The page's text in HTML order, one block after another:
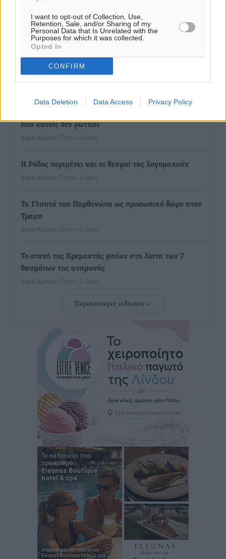
I want to opt-out of Collection, Use,
Retention, Sale, and/or Sharing of my
Personal Data that Is Unrelated with the
Purposes for which it was collected.
Opted In
CONFIRM
Data Deletion Data Access Privacy Policy
Συνελήφθησαν δύο άτομα στην Κάρπαθο για άγρα
πελατών
Τοπικές Ειδήσεις
Χωρίς υποχρεωτική παρουσία μικρών στη 12άδα
Αθλητικά• πριν 2 ώρες
που κανείς δεν ρώτησε
Δημο-Κρίσεις πριν 2 ώρες
Η Ρόδος περιμένει και οι θεσμοί της λογομαχούν
Δημο-Κρίσεις πριν 2 ώρες
Τα Γλυπτά του Παρθενώνα ως προσωπικό δώρο στον
Τραμπ
Δημο-Κρίσεις πριν 2 ώρες
Το στενό της Κρεμαστής μπήκε στη λίστα των 7
θαυμάτων της αναμονής
Δημο-Κρίσεις πριν 2 ώρες
ΣΕΤΕ: Σημαντική θεσμική εξέλιξη η ΚΥΑ για το ΕΧΠ
Ειδήσεις πριν 2 ώρες
Γ. Χατζημάρκος: “Δύο μεγάλες δεσμεύσεις
Γεωργιάδη” – Κίνητρα για τους γιατρούς των νησιών
και συνεργασία Ρόδου με το Αττικόν για το
Ακτινοθεραπευτικό
Τοπικές Ειδήσεις• πριν 2 ώρες
Σούπερ μάρκετ: Διευρύνεται η εθνική πρωτοβουλία
για τις τιμές – Eρχονται νέες συμμετοχές εταιρειών
Ειδήσεις• πριν 3 ώρες
Συνελήφθησαν έξι άτομα για ηχορύπανση από
καταστήματα στο Νότιο Αιγαίο
Τοπικές Ειδήσεις πριν 3 ώρες
15 Αυγούστου 2026: Πώς θα πληρωθούν όσοι
εργαστούν την αργία – Τι ισχύει για πενθήμερο,
Περισσότερες ειδήσεις